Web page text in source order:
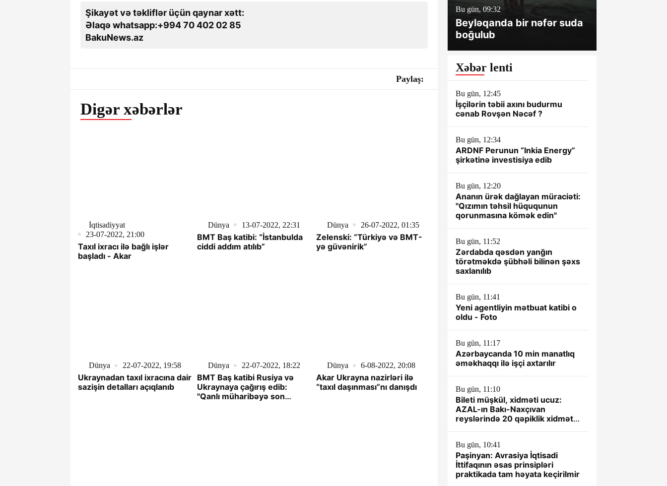
Şikayət və təkliflər üçün qaynar xətt:
Əlaqə whatsapp:+994 70 402 02 85
BakuNews.az
Paylaş:
Digər xəbərlər
İqtisadiyyat
23-07-2022, 21:00
Taxıl ixracı ilə bağlı işlər
başladı - Akar
Dünya 13-07-2022, 22:31
BMT Baş katibi: “İstanbulda
ciddi addım atılıb”
Dünya 26-07-2022, 01:35
Zelenski: “Türkiyə və BMT-
yə güvənirik”
Dünya 22-07-2022, 19:58
Ukraynadan taxıl ixracına dair
sazişin detalları açıqlanıb
Dünya 22-07-2022, 18:22
BMT Baş katibi Rusiya və
Ukraynaya çağırış edib:
"Qanlı müharibəyə son
Dünya 6-08-2022, 20:08
Akar Ukrayna nazirləri ilə
“taxıl daşınması”nı danışdı
Bu gün, 09:32
Beyləqanda bir nəfər suda
boğulub
Xəbər lenti
Bu gün, 12:45
İşçilərin təbii axını budurmu
cənab Rovşən Nəcəf ?
Bu gün, 12:34
ARDNF Perunun “Inkia Energy”
şirkətinə investisiya edib
Bu gün, 12:20
Ananın ürək dağlayan müraciəti:
"Qızımın təhsil hüququnun
qorunmasına kömək edin"
Bu gün, 11:52
Zərdabda qəsdən yanğın
törətməkdə şübhəli bilinən şəxs
saxlanılıb
Bu gün, 11:41
Yeni agentliyin mətbuat katibi o
oldu - Foto
Bu gün, 11:17
Azərbaycanda 10 min manatlıq
əməkhaqqı ilə işçi axtarılır
Bu gün, 11:10
Bileti müşkül, xidməti ucuz:
AZAL-ın Bakı-Naxçıvan
reyslərində 20 qəpiklik xidmət
Bu gün, 10:41
Paşinyan: Avrasiya İqtisadi
İttifaqının əsas prinsipləri
praktikada tam həyata keçirilmir